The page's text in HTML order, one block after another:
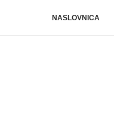
NASLOVNICA